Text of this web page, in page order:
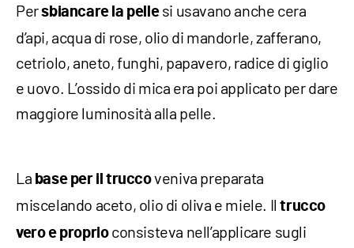
Persbiancare la pellesi usavano anche cera
d’api, acqua di rose, olio di mandorle, zafferano,
cetriolo, aneto, funghi, papavero, radice di giglio
e uovo. L’ossido di mica era poi applicato per dare
maggiore luminosità alla pelle.
La base per il truccoveniva preparata
miscelando aceto, olio di oliva e miele. Iltrucco
vero e proprioconsisteva nell’applicare sugli